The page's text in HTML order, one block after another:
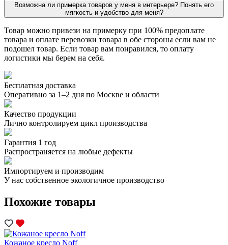
Возможна ли примерка товаров у меня в интерьере? Понять его
мягкость и удобство для меня?
Товар можно привези на примерку при 100% предоплате
товара и оплате перевозки товара в обе стороны если вам не
подошел товар. Если товар вам понравился, то оплату
логистики мы берем на себя.
Бесплатная доставка
Оперативно за 1–2 дня по Москве и области
Качество продукции
Лично контролируем цикл производства
Гарантия 1 год
Распространяется на любые дефекты
Импортируем и производим
У нас собственное экологичное производство
Похожие товары
Кожаное кресло Noff